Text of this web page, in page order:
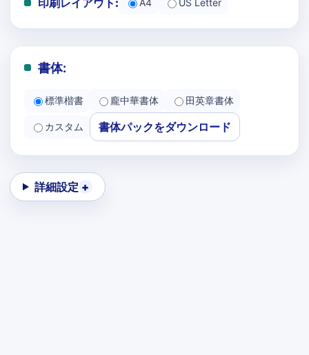
印刷レイアウト: A4 US Letter
書体:
標準楷書 龐中華書体 田英章書体
カスタム 書体パックをダウンロード
詳細設定